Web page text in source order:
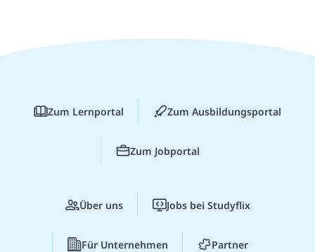
Zum Lernportal Zum Ausbildungsportal
Zum Jobportal
Über uns Jobs bei Studyflix
Für Unternehmen Partner